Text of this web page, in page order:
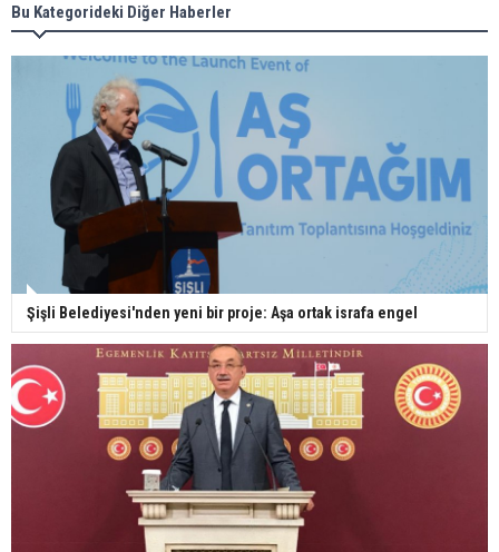
Bu Kategorideki Diğer Haberler
Şişli Belediyesi'nden yeni bir proje: Aşa ortak israfa engel